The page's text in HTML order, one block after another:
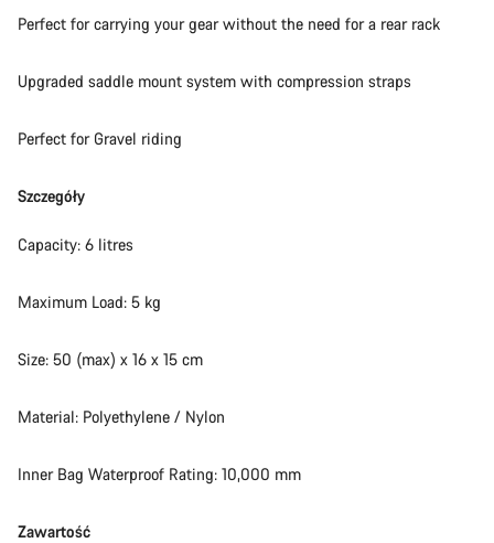
Perfect for carrying your gear without the need for a rear rack
Upgraded saddle mount system with compression straps
Perfect for Gravel riding
Szczegóły
Capacity: 6 litres
Maximum Load: 5 kg
Size: 50 (max) x 16 x 15 cm
Material: Polyethylene / Nylon
Inner Bag Waterproof Rating: 10,000 mm
Zawartość